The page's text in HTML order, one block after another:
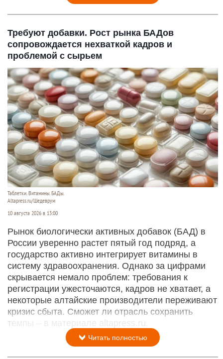
Требуют добавки. Рост рынка БАДов
сопровождается нехваткой кадров и
проблемой с сырьем
Таблетки. Витамины. БАДы.
Altapress.ru/Шедеврум
10 августа 2026 в 13:00
Рынок биологически активных добавок (БАД) в
России уверенно растет пятый год подряд, а
государство активно интегрирует витамины в
систему здравоохранения. Однако за цифрами
скрывается немало проблем: требования к
регистрации ужесточаются, кадров не хватает, а
некоторые алтайские производители переживают
кризис сбыта. Сможет ли отрасль сохранить
темпы – в материале altapress.ru.
Читать полностью